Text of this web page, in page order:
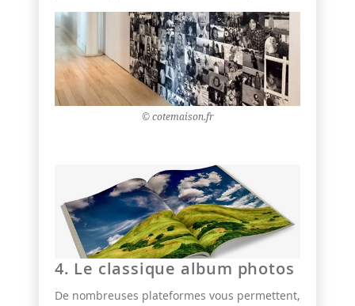
© cotemaison.fr
4. Le classique album photos
De nombreuses plateformes vous permettent,